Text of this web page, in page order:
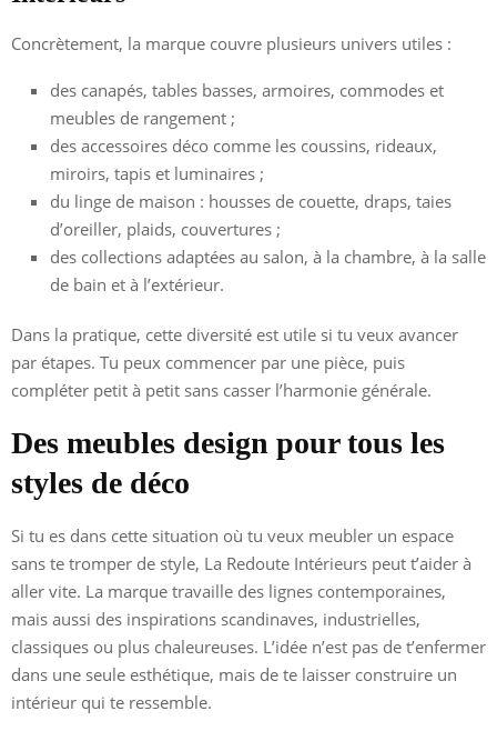
Concrètement, la marque couvre plusieurs univers utiles :
des canapés, tables basses, armoires, commodes et
meubles de rangement ;
des accessoires déco comme les coussins, rideaux,
miroirs, tapis et luminaires ;
du linge de maison : housses de couette, draps, taies
d’oreiller, plaids, couvertures ;
des collections adaptées au salon, à la chambre, à la salle
de bain et à l’extérieur.
Dans la pratique, cette diversité est utile si tu veux avancer
par étapes. Tu peux commencer par une pièce, puis
compléter petit à petit sans casser l’harmonie générale.
Des meubles design pour tous les
styles de déco
Si tu es dans cette situation où tu veux meubler un espace
sans te tromper de style, La Redoute Intérieurs peut t’aider à
aller vite. La marque travaille des lignes contemporaines,
mais aussi des inspirations scandinaves, industrielles,
classiques ou plus chaleureuses. L’idée n’est pas de t’enfermer
dans une seule esthétique, mais de te laisser construire un
intérieur qui te ressemble.